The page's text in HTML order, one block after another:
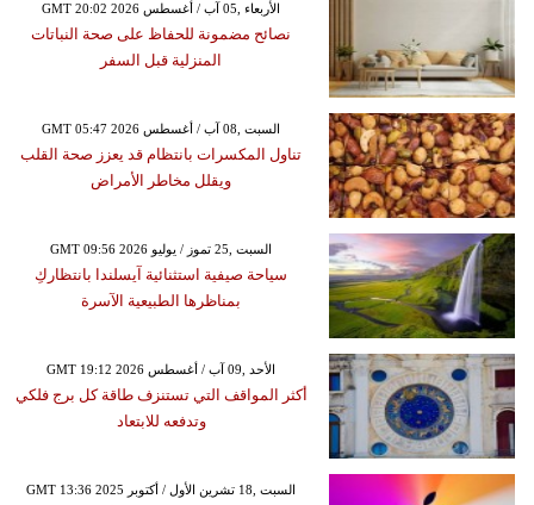
GMT 20:02 2026 الأربعاء ,05 آب / أغسطس
نصائح مضمونة للحفاظ على صحة النباتات
المنزلية قبل السفر
GMT 05:47 2026 السبت ,08 آب / أغسطس
تناول المكسرات بانتظام قد يعزز صحة القلب
ويقلل مخاطر الأمراض
GMT 09:56 2026 السبت ,25 تموز / يوليو
سياحة صيفية استثنائية آيسلندا بانتظاركِ
بمناظرها الطبيعية الآسرة
GMT 19:12 2026 الأحد ,09 آب / أغسطس
أكثر المواقف التي تستنزف طاقة كل برج فلكي
وتدفعه للابتعاد
GMT 13:36 2025 السبت ,18 تشرين الأول / أكتوبر